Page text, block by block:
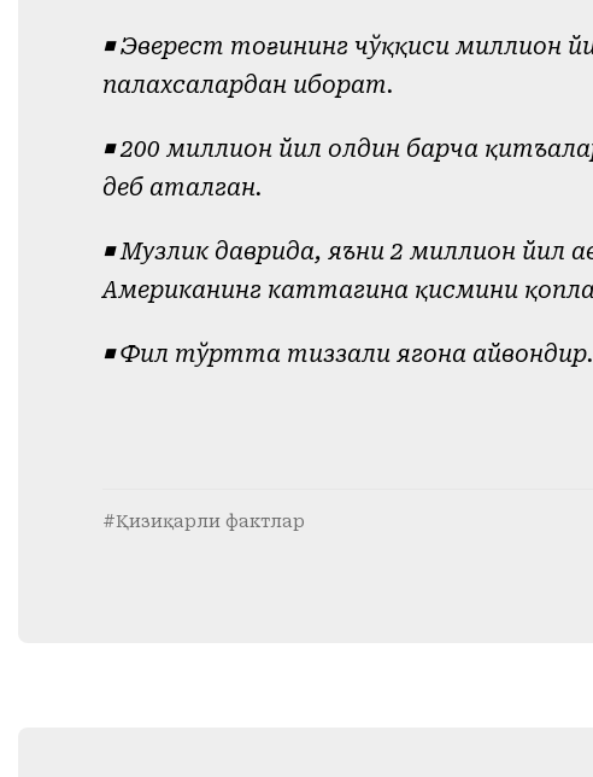
◾️ Эверест тоғининг чўққиси миллион
палахсалардан иборат.
◾️ 200 миллион йил олдин барча
деб аталган.
◾️ Музлик даврида, яъни 2 миллион йил
Американинг каттагина қисмини
◾️ Фил тўртта тиззали ягона ҳайвондир.
#Қизиқарли фактлар